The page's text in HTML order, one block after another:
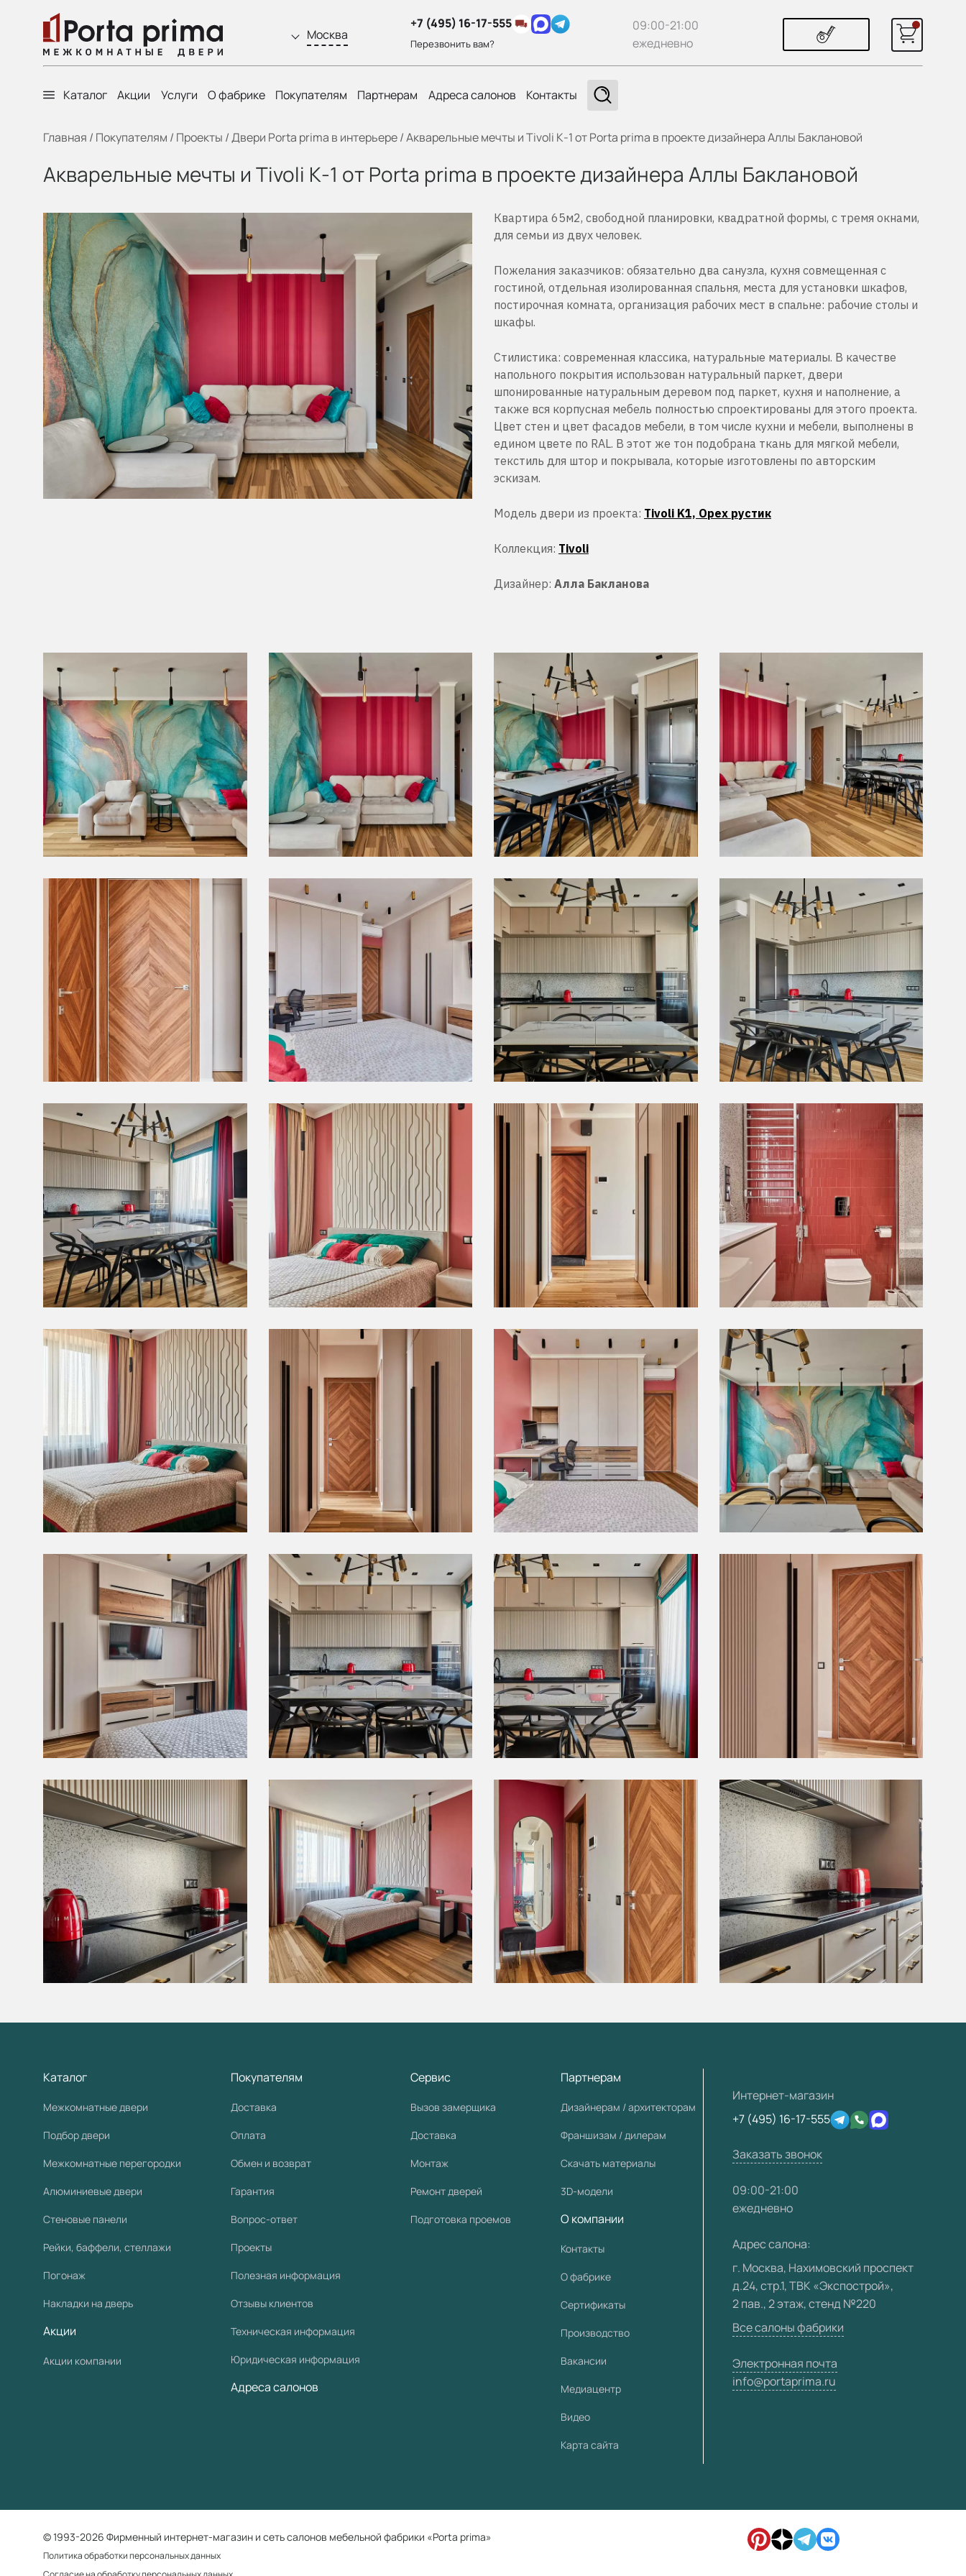
Москва
+7 (495) 16-17-555
Перезвонить вам?
09:00-21:00
ежедневно
Каталог Акции Услуги О фабрике Покупателям Партнерам Адреса салонов Контакты
Главная / Покупателям / Проекты /Двери Porta prima в интерьере/Акварельные мечты и Tivoli К-1 от Porta prima в проекте дизайнера Аллы Баклановой
Акварельные мечты и Tivoli К-1 от Porta prima в проекте дизайнера Аллы Баклановой
Квартира 65м2, свободной планировки, квадратной формы, с тремя окнами,
для семьи из двух человек.
Пожелания заказчиков: обязательно два санузла, кухня совмещенная с
гостиной, отдельная изолированная спальня, места для установки шкафов,
постирочная комната, организация рабочих мест в спальне: рабочие столы и
шкафы.
Cтилистика: современная классика, натуральные материалы. В качестве
напольного покрытия использован натуральный паркет, двери
шпонированные натуральным деревом под паркет, кухня и наполнение, а
также вся корпусная мебель полностью спроектированы для этого проекта.
Цвет стен и цвет фасадов мебели, в том числе кухни и мебели, выполнены в
едином цвете по RAL. В этот же тон подобрана ткань для мягкой мебели,
текстиль для штор и покрывала, которые изготовлены по авторским
эскизам.
Модель двери из проекта: Tivoli K1, Орех рустик
Коллекция: Tivoli
Дизайнер: Алла Бакланова
Каталог
Межкомнатные двери
Подбор двери
Межкомнатные перегородки
Алюминиевые двери
Стеновые панели
Рейки, баффели, стеллажи
Погонаж
Накладки на дверь
Акции
Акции компании
Покупателям
Доставка
Оплата
Обмен и возврат
Гарантия
Вопрос-ответ
Проекты
Полезная информация
Отзывы клиентов
Техническая информация
Юридическая информация
Адреса салонов
Сервис
Вызов замерщика
Доставка
Монтаж
Ремонт дверей
Подготовка проемов
Партнерам
Дизайнерам / архитекторам
Франшизам / дилерам
Скачать материалы
3D-модели
О компании
Контакты
О фабрике
Сертификаты
Производство
Вакансии
Медиацентр
Видео
Карта сайта
Интернет-магазин
+7 (495) 16-17-555
Заказать звонок
09:00-21:00
ежедневно
Адрес салона:
г. Москва, Нахимовский проспект
д.24, стр.1, ТВК «Экспострой»,
2 пав., 2 этаж, стенд №220
Все салоны фабрики
Электронная почта
info@portaprima.ru
© 1993-2026 Фирменный интернет-магазин и сеть салонов мебельной фабрики «Porta prima»
Политика обработки персональных данных